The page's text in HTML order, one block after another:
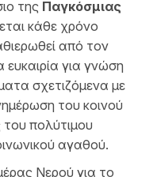
της Παγκόσμιας
κάθε χρόνο
από τον
για γνώση
σχετιζόμενα με
του κοινού
πολύτιμου
αγαθού.
Νερού για το